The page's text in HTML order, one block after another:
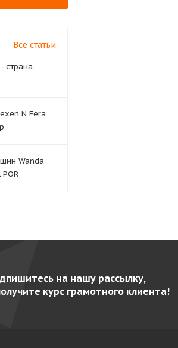
Все статьи
страна
N Fera
Wanda
на нашу рассылку,
курс грамотного клиента!